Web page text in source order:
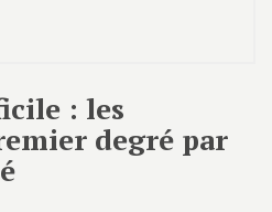
: les
degré par